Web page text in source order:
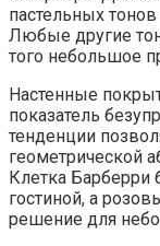
пастельных
Любые другие
того небольшое
Настенные
показатель
тенденции
геометрической
Клетка Барберри
гостиной, а
решение для